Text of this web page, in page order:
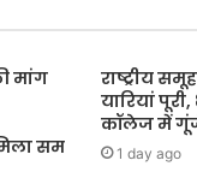
मांग
सम
राष्ट्रीय
यारियां
कॉलेज में
1 day ago